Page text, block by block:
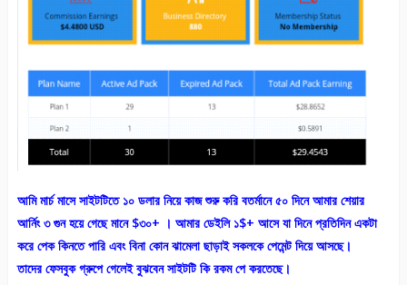
আমি মার্চ মাসে সাইটটিতে ১০ ডলার নিয়ে কাজ শুরু করি বতর্মানে ৫০ দিনে আমার শেয়ার
আর্নিং ৩ গুন হয়ে গেছে মানে $৩০+ । আমার ডেইলি ১$+ আসে যা দিনে প্রতিদিন একটা
করে পেক কিনতে পারি এবং বিনা কোন ঝামেলা ছাড়াই সকলকে পেমেন্ট দিয়ে আসছে।
তাদের ফেসবুক গ্রুপে গেলেই বুঝবেন সাইটটি কি রকম পে করতেছে।